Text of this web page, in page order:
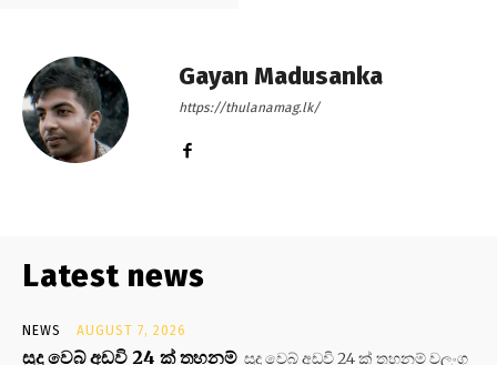
Gayan Madusanka
https://thulanamag.lk/
Latest news
NEWS AUGUST 7, 2026
සූදු වෙබ් අඩවි 24 ක් තහනම් සූදු වෙබ් අඩවි 24 ක් තහනම් වලංගු